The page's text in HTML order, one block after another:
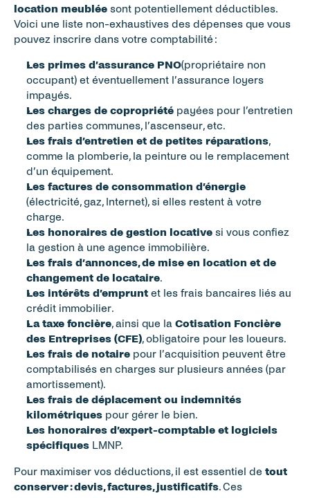
location meublée sont potentiellement déductibles.
Voici une liste non-exhaustives des dépenses que vous
pouvez inscrire dans votre comptabilité :
Les primes d’assurance PNO(propriétaire non
occupant) et éventuellement l’assurance loyers
impayés.
Les charges de copropriété payées pour l’entretien
des parties communes, l’ascenseur, etc.
Les frais d’entretien et de petites réparations,
comme la plomberie, la peinture ou le remplacement
d’un équipement.
Les factures de consommation d’énergie
(électricité, gaz, Internet), si elles restent à votre
charge.
Les honoraires de gestion locative si vous confiez
la gestion à une agence immobilière.
Les frais d’annonces, de mise en location et de
changement de locataire.
Les intérêts d’emprunt et les frais bancaires liés au
crédit immobilier.
La taxe foncière, ainsi que la Cotisation Foncière
des Entreprises (CFE), obligatoire pour les loueurs.
Les frais de notaire pour l’acquisition peuvent être
comptabilisés en charges sur plusieurs années (par
amortissement).
Les frais de déplacement ou indemnités
kilométriques pour gérer le bien.
Les honoraires d’expert-comptable et logiciels
spécifiques LMNP.
Pour maximiser vos déductions, il est essentiel de tout
conserver : devis, factures, justificatifs. Ces